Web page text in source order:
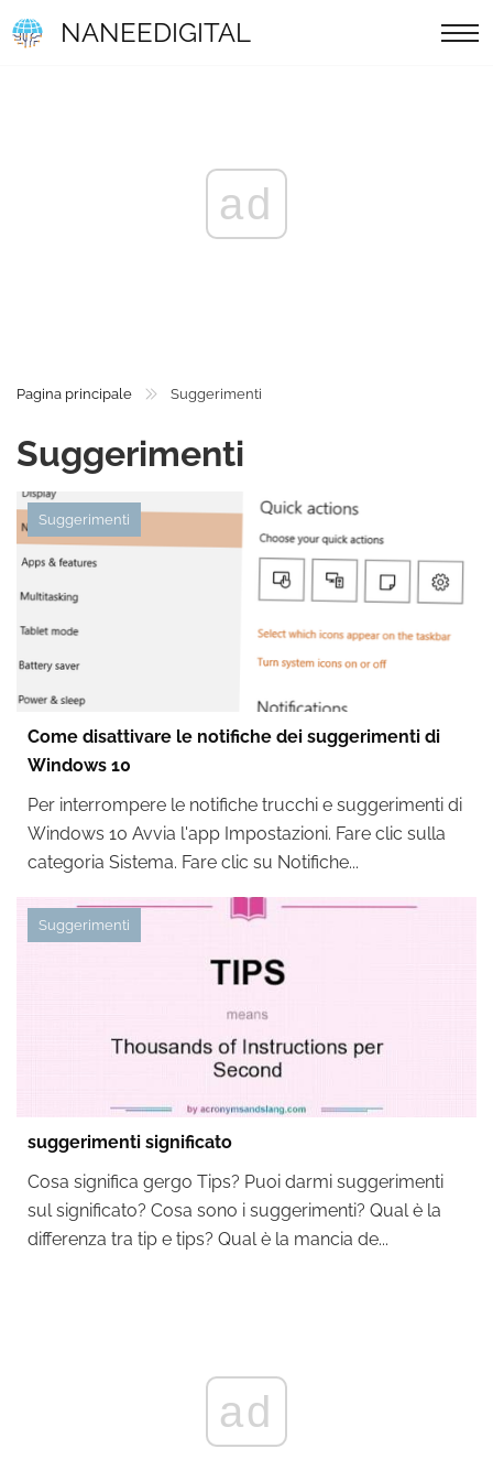
NANEEDIGITAL
ad
Pagina principale Suggerimenti
Suggerimenti
Suggerimenti
Come disattivare le notifiche dei suggerimenti di
Windows 10
Per interrompere le notifiche trucchi e suggerimenti di
Windows 10 Avvia l'app Impostazioni. Fare clic sulla
categoria Sistema. Fare clic su Notifiche...
Suggerimenti
suggerimenti significato
Cosa significa gergo Tips? Puoi darmi suggerimenti
sul significato? Cosa sono i suggerimenti? Qual è la
differenza tra tip e tips? Qual è la mancia de...
ad